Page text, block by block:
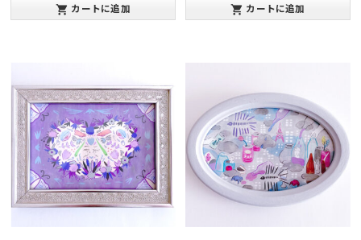
shopping_cart カートに追加
shopping_cart カートに追加